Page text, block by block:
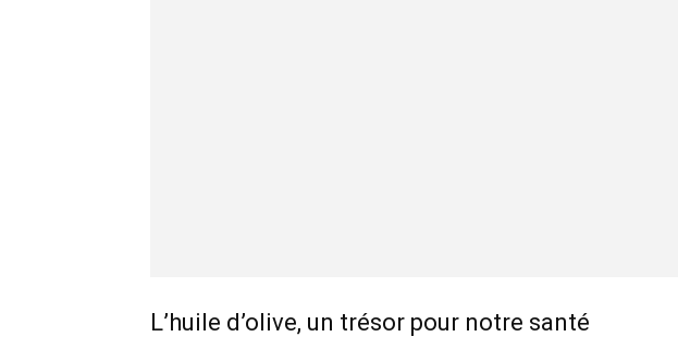
L’huile d’olive, un trésor pour notre santé